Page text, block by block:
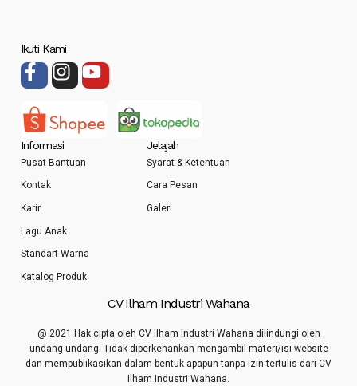
CV Ilham Industri Wahana
@ 2021 Hak cipta oleh CV Ilham Industri Wahana dilindungi oleh
undang-undang. Tidak diperkenankan mengambil materi/isi website
dan mempublikasikan dalam bentuk apapun tanpa izin tertulis dari CV
Ilham Industri Wahana.
Jelajah
Syarat & Ketentuan
Cara Pesan
Galeri
Informasi
Pusat Bantuan
Kontak
Karir
Lagu Anak
Standart Warna
Katalog Produk
Ikuti Kami